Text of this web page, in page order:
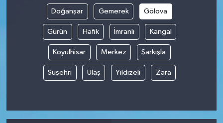
Doğanşar Gemerek Gölova
Gürün Hafik İmranlı Kangal
Koyulhisar Merkez Şarkışla
Suşehri Ulaş Yıldızeli Zara
Spor
Yaşam